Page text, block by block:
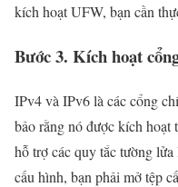
kích hoạt UFW, bạn cần
Bước 3. Kích hoạt
IPv4 và IPv6 là các cổng
bảo rằng nó được kích
hỗ trợ các quy tắc tường
cấu hình, bạn phải mở tệp